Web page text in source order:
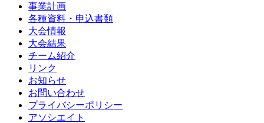
事業計画
各種資料・申込書類
大会情報
大会結果
チーム紹介
リンク
お知らせ
お問い合わせ
プライバシーポリシー
アソシエイト